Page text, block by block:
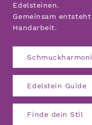
Edelsteinen.
Gemeinsam
Handarbeit.
Edelstein Guide
Finde dein Stil